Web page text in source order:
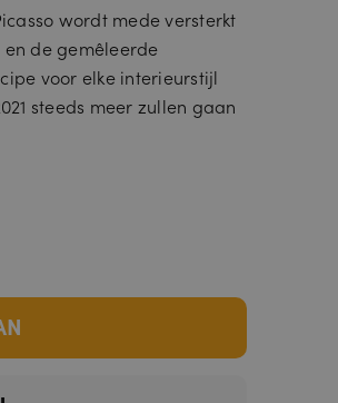
wordt mede versterkt
de gemêleerde
voor elke interieurstijl
steeds meer zullen gaan